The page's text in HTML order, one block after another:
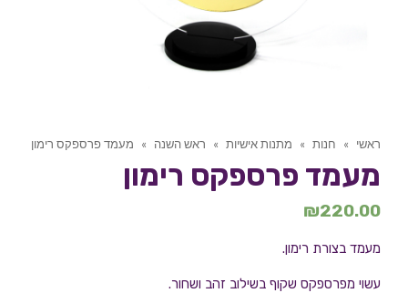
ראשי » חנות » מתנות אישיות » ראש השנה » מעמד פרספקס רימון
מעמד פרספקס רימון
₪220.00
מעמד בצורת רימון.
עשוי מפרספקס שקוף בשילוב זהב ושחור.